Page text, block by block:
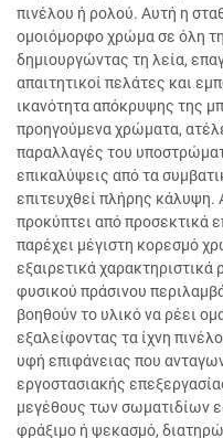
πινέλου ή ρολού. Αυτή η
ομοιόμορφο χρώμα σε όλη
δημιουργώντας τη λεία,
απαιτητικοί πελάτες και
ικανότητα απόκρυψης της
προηγούμενα χρώματα,
παραλλαγές του
επικαλύψεις από τα
επιτευχθεί πλήρης
προκύπτει από προσεκτικά
παρέχει μέγιστη κορεσμό
εξαιρετικά
φυσικού πράσινου
βοηθούν το υλικό να ρέει
εξαλείφοντας τα ίχνη
υφή επιφάνειας που
εργοστασιακής
μεγέθους των σωματιδίων
φράξιμο ή ψεκασμό,